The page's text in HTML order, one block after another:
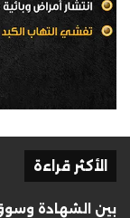
الأكثر قراءة
بين الشهادة